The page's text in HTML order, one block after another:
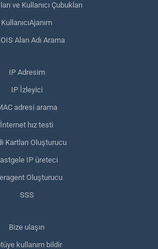
ve Kullanıcı Çubukları
KullanıcıAjanım
Alan Adı Arama
IP Adresim
IP İzleyici
adresi arama
İnternet hız testi
Kartları Oluşturucu
IP üreteci
Oluşturucu
SSS
Bize ulaşın
kullanım bildir